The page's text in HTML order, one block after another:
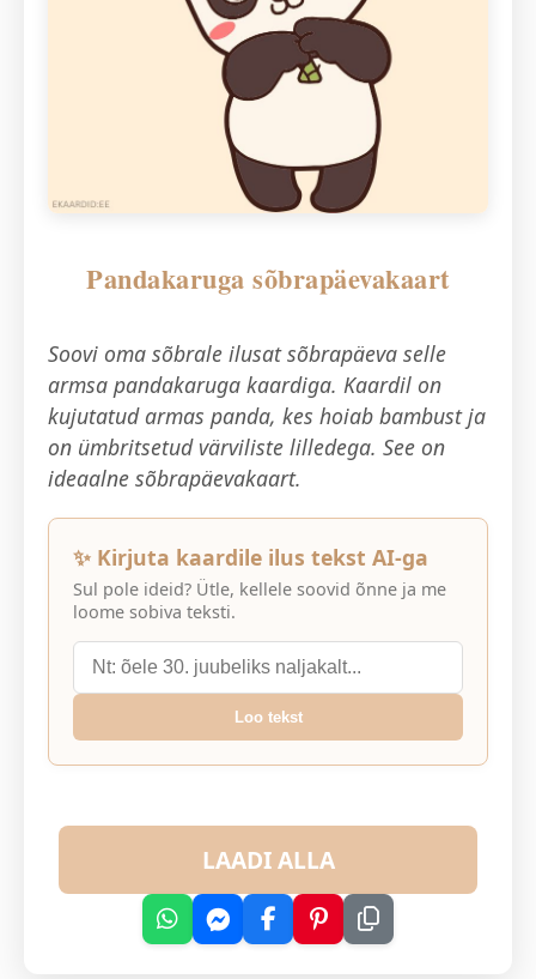
Pandakaruga sõbrapäevakaart
Soovi oma sõbrale ilusat sõbrapäeva selle
armsa pandakaruga kaardiga. Kaardil on
kujutatud armas panda, kes hoiab bambust ja
on ümbritsetud värviliste lilledega. See on
ideaalne sõbrapäevakaart.
✨ Kirjuta kaardile ilus tekst AI-ga
Sul pole ideid? Ütle, kellele soovid õnne ja me
loome sobiva teksti.
Loo tekst
LAADI ALLA